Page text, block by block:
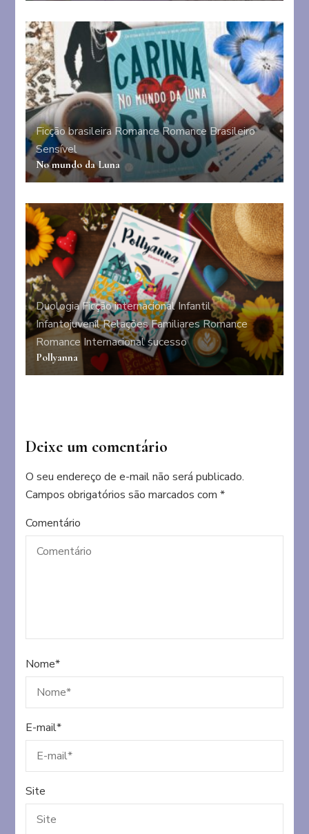
Ficção brasileira RomanceRomance Brasileiro
Sensível
No mundo da Luna
DuologiaFicção internacional Infantil
InfantojuvenilRelações FamiliaresRomance
Romance Internacionalsucesso
Pollyanna
Deixe um comentário
O seu endereço de e-mail não será publicado.
Campos obrigatórios são marcados com*
Comentário
Nome*
E-mail*
Site